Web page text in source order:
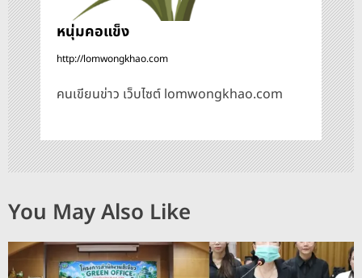
หนุ่มคอแข็ง
http://lomwongkhao.com
คนเขียนข่าว เว็บไซต์ lomwongkhao.com
You May Also Like